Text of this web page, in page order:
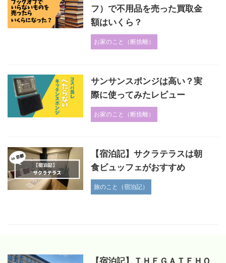
フ）で不用品を売った買取金
額はいくら？
お家のこと（断捨離）
サンサンスポンジは高い？実
際に使ってみたレビュー
お家のこと（断捨離）
【宿泊記】サクラテラスは朝
食ビュッフェがおすすめ
旅のこと（宿泊記）
【宿泊記】ＴＨＥＧＡＴＥＨＯ